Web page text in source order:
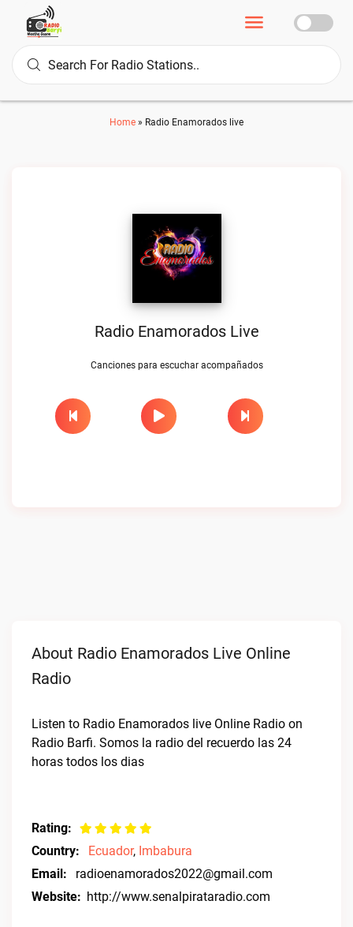
Home » Radio Enamorados live
Radio Enamorados Live
Canciones para escuchar acompañados
About Radio Enamorados Live Online
Radio
Listen to Radio Enamorados live Online Radio on
Radio Barfi. Somos la radio del recuerdo las 24
horas todos los dias
Rating:
Country:
Ecuador, Imbabura
Email:
radioenamorados2022@gmail.com
Website: http://www.senalpirataradio.com